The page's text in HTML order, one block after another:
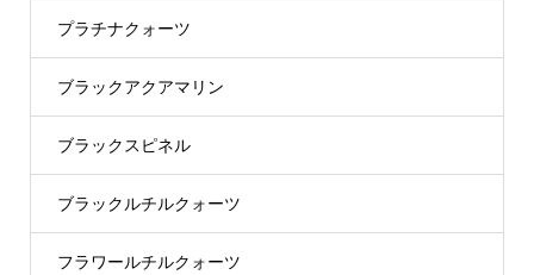
プラチナクォーツ
ブラックアクアマリン
ブラックスピネル
ブラックルチルクォーツ
フラワールチルクォーツ